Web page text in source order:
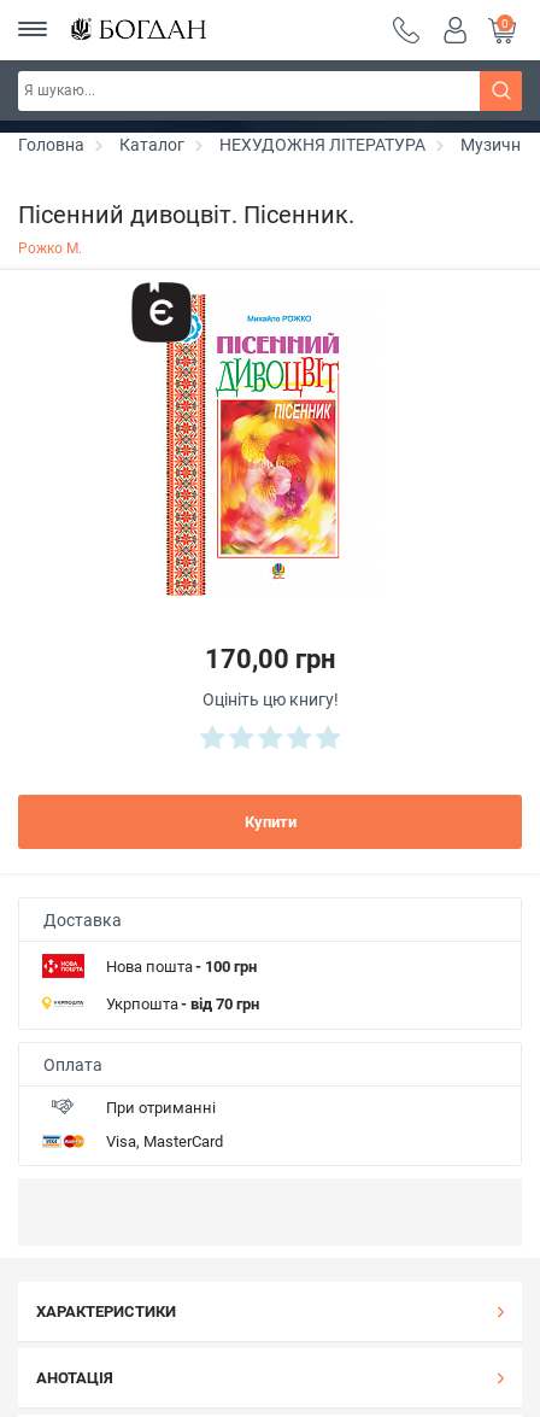
РОЗПРОДАЖ ~ 150 грн ~ 200 грн ~ 250 грн ~
300 грн ~ РОЗПРОДАЖ
Дізнатись більше
0
Головна Каталог НЕХУДОЖНЯ ЛІТЕРАТУРА Музичні
Пісенний дивоцвіт. Пісенник.
Рожко М.
170,00 грн
Оцініть цю книгу!
Купити
Доставка
Нова пошта- 100 грн
Укрпошта- від 70 грн
Оплата
При отриманні
Visa, MasterCard
ХАРАКТЕРИСТИКИ
АНОТАЦІЯ